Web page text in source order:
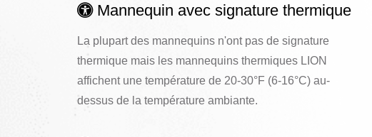
Mannequin avec signature thermique
La plupart des mannequins n'ont pas de signature
thermique mais les mannequins thermiques LION
affichent une température de 20-30°F (6-16°C) au-
dessus de la température ambiante.